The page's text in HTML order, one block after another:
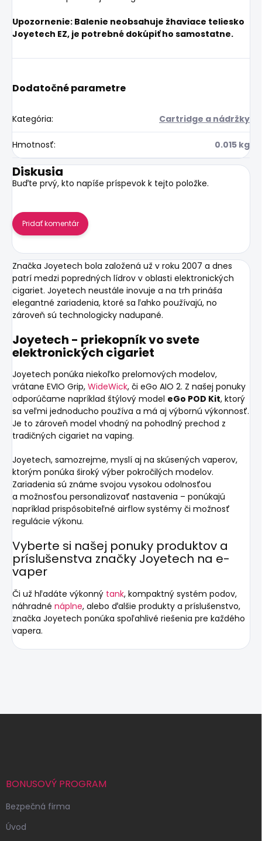
Upozornenie: Balenie neobsahuje žhaviace teliesko
Joyetech EZ, je potrebné dokúpiť ho samostatne.
Dodatočné parametre
Kategória: Cartridge a nádržky
Hmotnosť: 0.015 kg
Diskusia
Buďte prvý, kto napíše príspevok k tejto položke.
Pridať komentár
Značka Joyetech bola založená už v roku 2007 a dnes
patrí medzi popredných lídrov v oblasti elektronických
cigariet. Joyetech neustále inovuje a na trh prináša
elegantné zariadenia, ktoré sa ľahko používajú, no
zároveň sú technologicky nadupané.
Joyetech - priekopník vo svete
elektronických cigariet
Joyetech ponúka niekoľko prelomových modelov,
vrátane EVIO Grip, WideWick, či eGo AIO 2. Z našej ponuky
odporúčame napríklad štýlový model eGo POD Kit, ktorý
sa veľmi jednoducho používa a má aj výbornú výkonnosť.
Je to zároveň model vhodný na pohodlný prechod z
tradičných cigariet na vaping.
Joyetech, samozrejme, myslí aj na skúsených vaperov,
ktorým ponúka široký výber pokročilých modelov.
Zariadenia sú známe svojou vysokou odolnosťou
a možnosťou personalizovať nastavenia – ponúkajú
napríklad prispôsobiteľné airflow systémy či možnosť
regulácie výkonu.
Vyberte si našej ponuky produktov a
príslušenstva značky Joyetech na e-
vaper
Či už hľadáte výkonný tank, kompaktný systém podov,
náhradné náplne, alebo ďalšie produkty a príslušenstvo,
značka Joyetech ponúka spoľahlivé riešenia pre každého
vapera.
BONUSOVÝ PROGRAM
Bezpečná firma
Úvod